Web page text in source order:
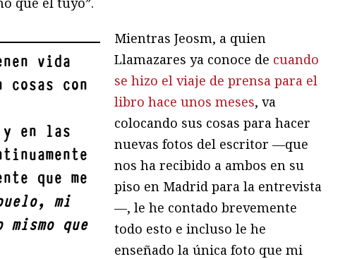
vida
cosas con
y en las
que me
mi
que
Mientras Jeosm, a quien
Llamazares ya conoce de cuando
se hizo el viaje de prensa para el
libro hace unos meses, va
colocando sus cosas para hacer
nuevas fotos del escritor —que
nos ha recibido a ambos en su
piso en Madrid para la entrevista
—, le he contado brevemente
todo esto e incluso le he
enseñado la única foto que mi